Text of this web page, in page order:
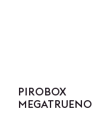
PIROBOX
MEGATRUENO